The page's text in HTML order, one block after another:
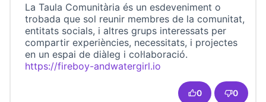
La Taula Comunitària és un esdeveniment o
trobada que sol reunir membres de la comunitat,
entitats socials, i altres grups interessats per
compartir experiències, necessitats, i projectes
en un espai de diàleg i col·laboració.
https://fireboy-andwatergirl.io
0 0